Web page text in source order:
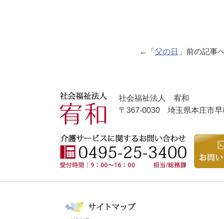
←「 父の日 」前の記
社会福祉法人 宥和
〒367-0030 埼玉県本庄市早